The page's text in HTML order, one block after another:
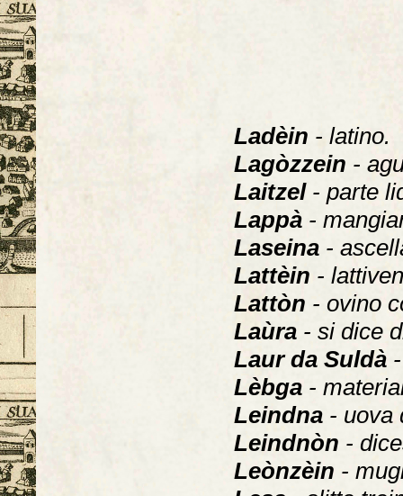
Ladèin - latino.
Lagòzzein -
Laitzel - parte
Lappà -
Laseina -
Lattèin -
Lattòn - ovino
Laùra - si dice
Laur da Suldà
Lèbga -
Leindna - uova
Leindnòn -
Leònzèin -